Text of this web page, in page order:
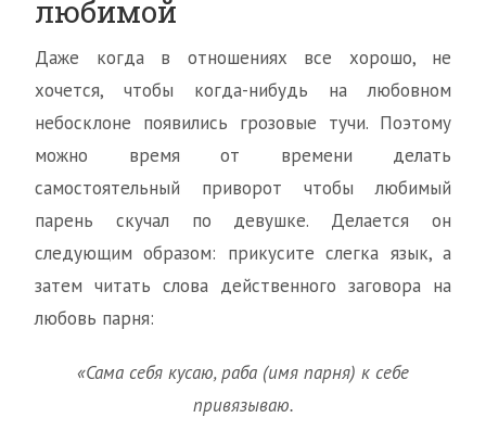
любимой
Даже когда в отношениях все хорошо, не
хочется, чтобы когда-нибудь на любовном
небосклоне появились грозовые тучи. Поэтому
можно время от времени делать
самостоятельный приворот чтобы любимый
парень скучал по девушке. Делается он
следующим образом: прикусите слегка язык, а
затем читать слова действенного заговора на
любовь парня:
«Сама себя кусаю, раба (имя парня) к себе
привязываю.